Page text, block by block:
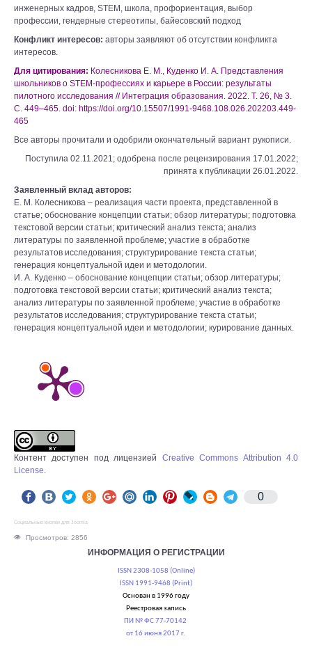
инженерных кадров, STEM, школа, профориентация, выбор
профессии, гендерные стереотипы, байесовский подход
Конфликт интересов: авторы заявляют об отсутствии конфликта
интересов.
Для цитирования: Колесникова Е. М., Куденко И. А. Представления
школьников о STEM-профессиях и карьере в России: результаты
пилотного исследования // Интеграция образования. 2022. Т. 26, № 3.
С. 449–465. doi: https://doi.org/10.15507/1991-9468.108.026.202203.449-
465
Все авторы прочитали и одобрили окончательный вариант рукописи.
Поступила 02.11.2021; одобрена после рецензирования 17.01.2022;
принята к публикации 26.01.2022.
Заявленный вклад авторов:
Е. М. Колесникова – реализация части проекта, представленной в
статье; обоснование концепции статьи; обзор литературы; подготовка
текстовой версии статьи; критический анализ текста; анализ
литературы по заявленной проблеме; участие в обработке
результатов исследования; структурирование текста статьи;
генерация концептуальной идеи и методологии.
И. А. Куденко – обоснование концепции статьи; обзор литературы;
подготовка текстовой версии статьи; критический анализ текста;
анализ литературы по заявленной проблеме; участие в обработке
результатов исследования; структурирование текста статьи;
генерация концептуальной идеи и методологии; курирование данных.
Контент доступен под лицензией Creative Commons Attribution 4.0
License.
0
Социальные кнопки для Joomla
Просмотров: 2856
ИНФОРМАЦИЯ О РЕГИСТРАЦИИ
ISSN 2308-1058 (Online)
ISSN 1991-9468 (Print)
Основан в 1996 году
Реестровая запись
ПИ № ФС 77-70142
от 16 июня 2017 г.